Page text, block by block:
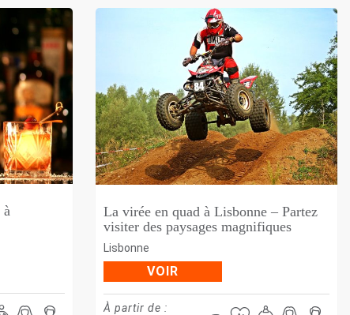
La virée en quad à Lisbonne – Partez
visiter des paysages magnifiques
Lisbonne
VOIR
À partir de :